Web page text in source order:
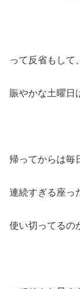
って反省もして、
賑やかな土曜日
帰ってからは毎
連続すぎる座っ
使い切ってるの